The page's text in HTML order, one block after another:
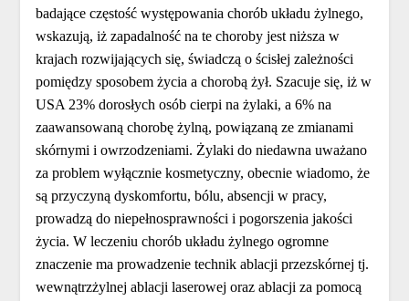
badające częstość występowania chorób układu żylnego,
wskazują, iż zapadalność na te choroby jest niższa w
krajach rozwijających się, świadczą o ścisłej zależności
pomiędzy sposobem życia a chorobą żył. Szacuje się, iż w
USA 23% dorosłych osób cierpi na żylaki, a 6% na
zaawansowaną chorobę żylną, powiązaną ze zmianami
skórnymi i owrzodzeniami. Żylaki do niedawna uważano
za problem wyłącznie kosmetyczny, obecnie wiadomo, że
są przyczyną dyskomfortu, bólu, absencji w pracy,
prowadzą do niepełnosprawności i pogorszenia jakości
życia. W leczeniu chorób układu żylnego ogromne
znaczenie ma prowadzenie technik ablacji przezskórnej tj.
wewnątrzżylnej ablacji laserowej oraz ablacji za pomocą